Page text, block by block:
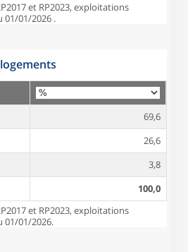
et RP2023, exploitations
01/01/2026 .
69,6
26,6
3,8
100,0
et RP2023, exploitations
01/01/2026.